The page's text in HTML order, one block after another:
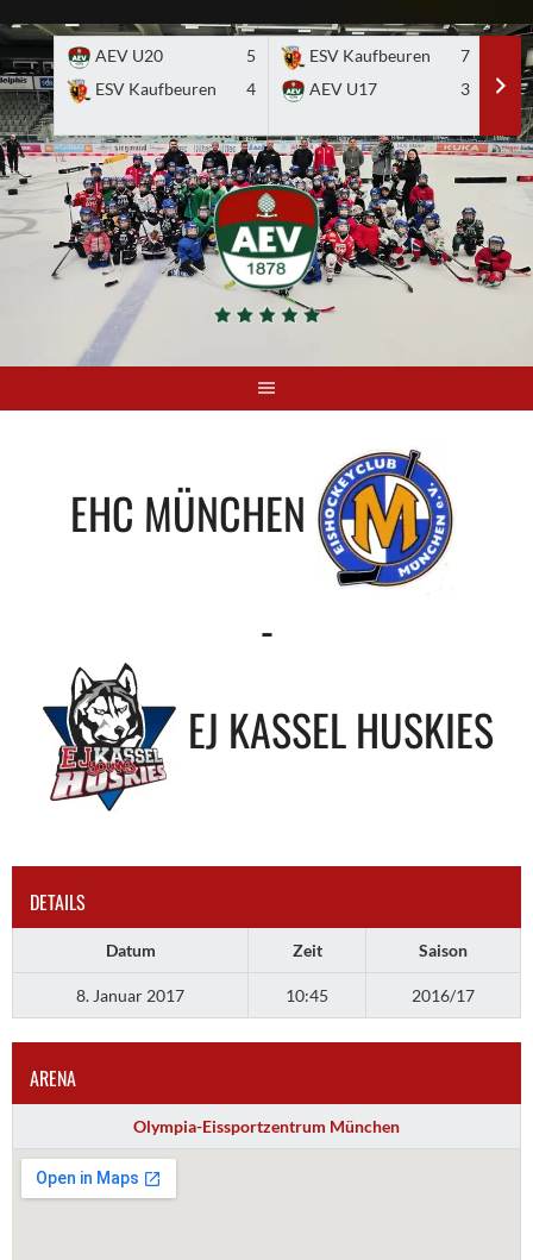
to
content
AEV U20
5
ESV Kaufbeuren
4
ESV Kaufbeuren
7
AEV U17
3
EHC MÜNCHEN
-
EJ KASSEL HUSKIES
DETAILS
Datum Zeit Saison
8. Januar 2017 10:45 2016/17
ARENA
Olympia-Eissportzentrum München